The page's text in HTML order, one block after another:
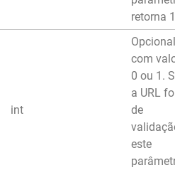
retorna
int
Opcional
com
0 ou 1.
a URL
de
este